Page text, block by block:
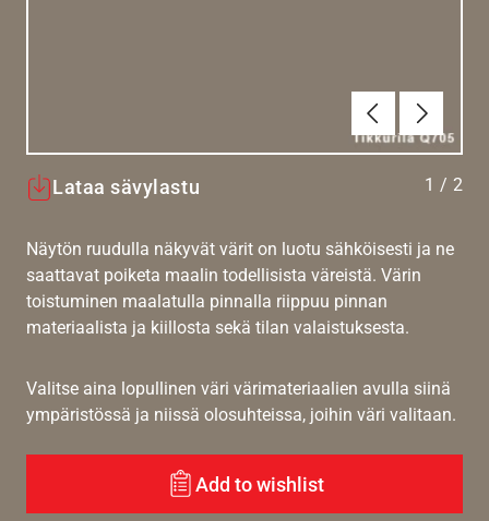
Edellinen
Lataa sävylastu 1 / 2
Näytön ruudulla näkyvät värit on luotu sähköisesti ja ne
saattavat poiketa maalin todellisista väreistä. Värin
toistuminen maalatulla pinnalla riippuu pinnan
materiaalista ja kiillosta sekä tilan valaistuksesta.
Valitse aina lopullinen väri värimateriaalien avulla siinä
ympäristössä ja niissä olosuhteissa, joihin väri valitaan.
Add to wishlist